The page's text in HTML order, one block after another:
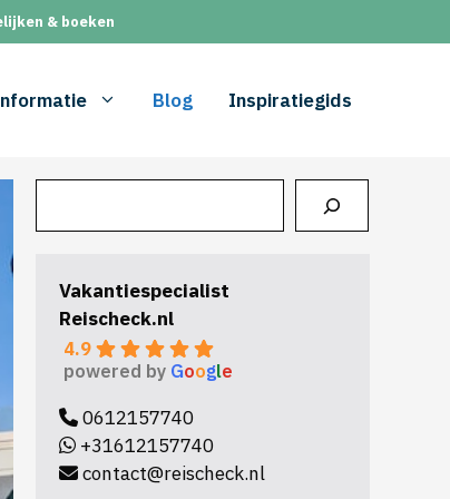
& boeken
Blog Inspiratiegids
Vakantiespecialist
Reischeck.nl
4.9
powered by Google
0612157740
+31612157740
contact@reischeck.nl